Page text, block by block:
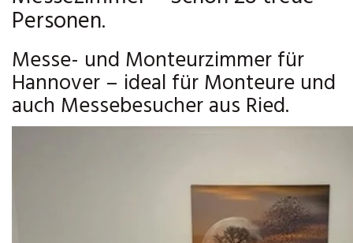
Personen.
Messe- und Monteurzimmer für
Hannover – ideal für Monteure und
auch Messebesucher aus Ried.